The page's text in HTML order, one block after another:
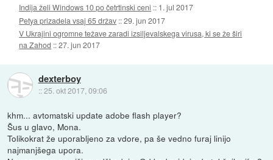
Indija želi Windows 10 po četrtinski ceni :: 1. jul 2017
Petya prizadela vsaj 65 držav ::29. jun 2017
V Ukrajini ogromne težave zaradi izsiljevalskega virusa, ki se že širi
na Zahod ::27. jun 2017
dexterboy
::25. okt 2017, 09:06
khm... avtomatski update adobe flash player?
Šus u glavo, Mona.
Tolikokrat že uporabljeno za vdore, pa še vedno furaj linijo
najmanjšega upora.